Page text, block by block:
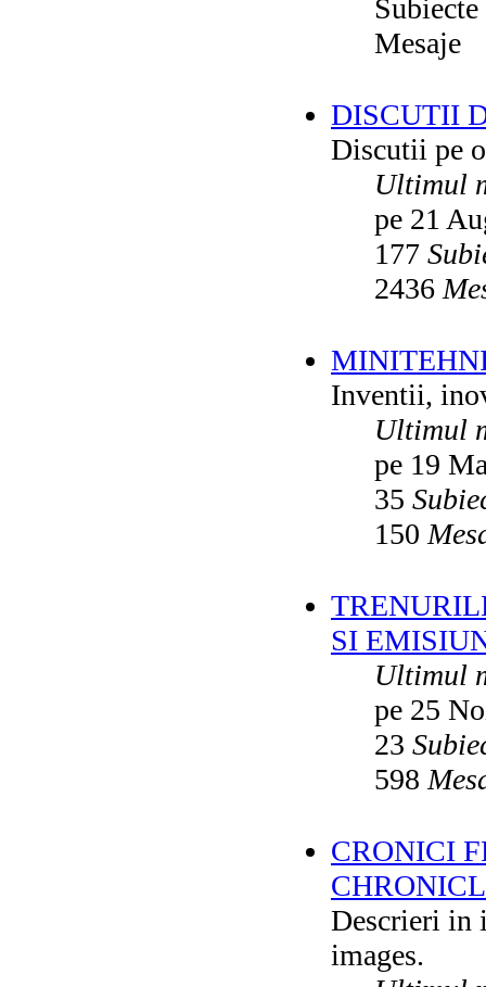
Subiecte
Mesaje
DISCUTII
Discutii pe
Ultimul
pe 21
177
2436
Inventii,
Ultimul
pe 19
35
150
SI
Ultimul
pe 25
23
598
CRONICI
Descrieri in
images.